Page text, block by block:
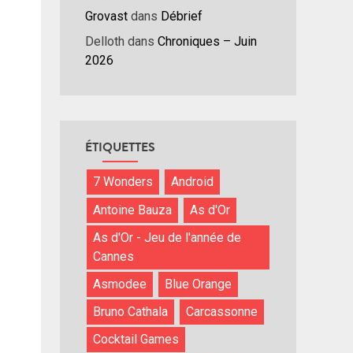
Grovast dans Débrief
Delloth dans Chroniques – Juin
2026
ÉTIQUETTES
7 Wonders
Android
Antoine Bauza
As d'Or
As d'Or - Jeu de l'année de
Cannes
Asmodee
Blue Orange
Bruno Cathala
Carcassonne
Cocktail Games